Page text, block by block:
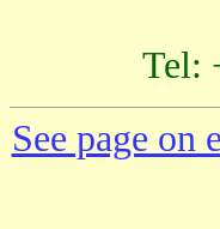
Tel:
See page on